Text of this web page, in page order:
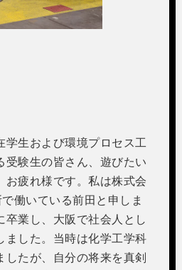
生および環境プロセス工
受験生の皆さん、遊びたい
お疲れ様です。私は株式会
働いている前田と申しま
卒業し、大阪で社会人とし
ました。当時は化学工学科
したが、自分の将来を真剣